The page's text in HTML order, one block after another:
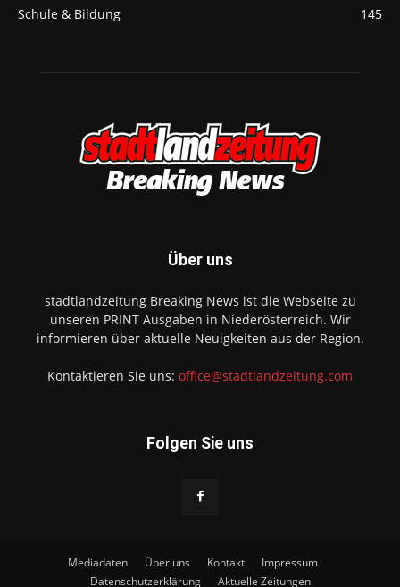
Schule & Bildung
145
Über uns
stadtlandzeitung Breaking News ist die Webseite zu
unseren PRINT Ausgaben in Niederösterreich. Wir
informieren über aktuelle Neuigkeiten aus der Region.
Kontaktieren Sie uns: office@stadtlandzeitung.com
Folgen Sie uns
Mediadaten Über uns Kontakt
Impressum
Datenschutzerklärung
Aktuelle Zeitungen